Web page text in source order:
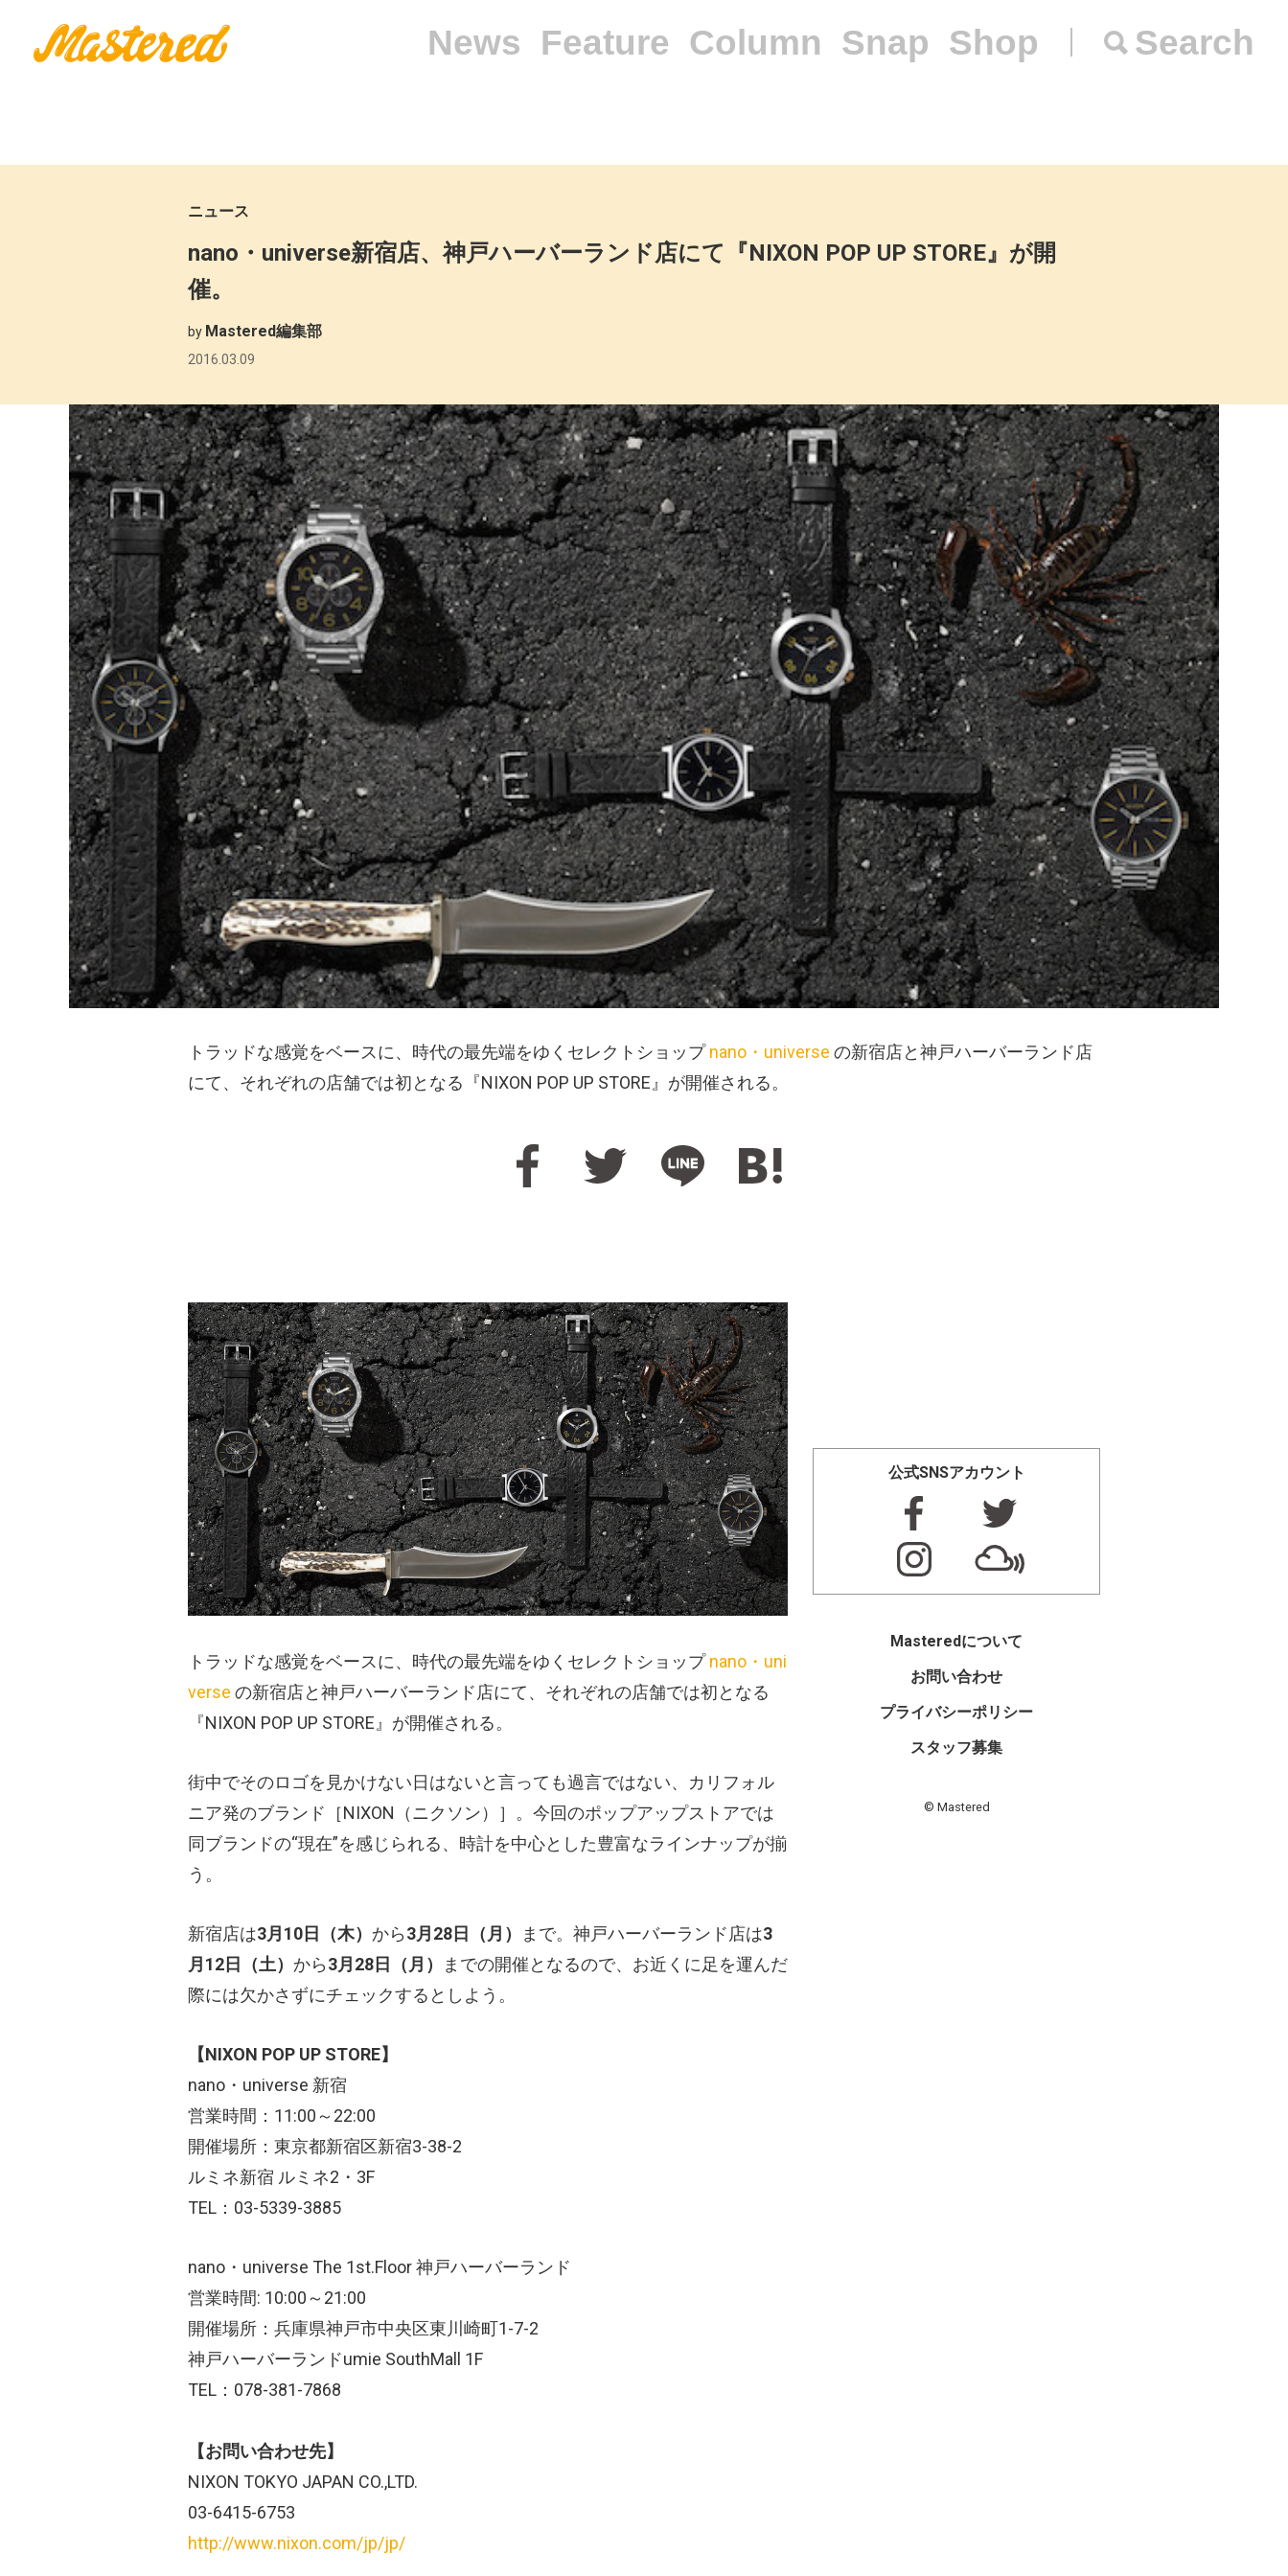
News Feature Column Snap Shop Search
ニュース
nano・universe新宿店、神戸ハーバーランド店にて『NIXON POP UP STORE』が開
催。
by Mastered編集部
2016.03.09
トラッドな感覚をベースに、時代の最先端をゆくセレクトショップnano・universe の新宿店と神戸ハーバーランド店
にて、それぞれの店舗では初となる『NIXON POP UP STORE』が開催される。
トラッドな感覚をベースに、時代の最先端をゆくセレクトショップnano・uni
verse の新宿店と神戸ハーバーランド店にて、それぞれの店舗では初となる
『NIXON POP UP STORE』が開催される。
街中でそのロゴを見かけない日はないと言っても過言ではない、カリフォル
ニア発のブランド［NIXON （ニクソン） ］。今回のポップアップストアでは
同ブランドの“現在”を感じられる、時計を中心とした豊富なラインナップが揃
う。
新宿店は3月10日（木） から3月28日（月） まで。神戸ハーバーランド店は3
月12日（土） から3月28日（月）
までの開催となるので、お近くに足を運んだ
際には欠かさずにチェックするとしよう。
【NIXON POP UP STORE】
nano・universe 新宿
営業時間：11:00～22:00
開催場所：東京都新宿区新宿3-38-2
ルミネ新宿 ルミネ2・3F
TEL：03-5339-3885
nano・universe The 1st.Floor 神戸ハーバーランド
営業時間: 10:00～21:00
開催場所：兵庫県神戸市中央区東川崎町1-7-2
神戸ハーバーランドumie SouthMall 1F
TEL：078-381-7868
【お問い合わせ先】
NIXON TOKYO JAPAN CO.,LTD.
03-6415-6753
http://www.nixon.com/jp/jp/
公式SNSアカウント
Masteredについて
お問い合わせ
プライバシーポリシー
スタッフ募集
© Mastered